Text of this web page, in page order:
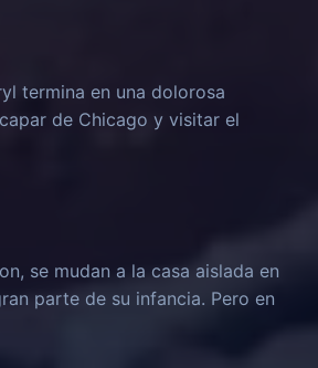
termina en una dolorosa
de Chicago y visitar el
se mudan a la casa aislada en
parte de su infancia. Pero en